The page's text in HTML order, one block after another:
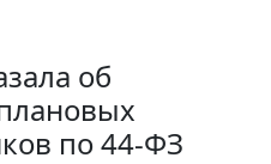
об
по 44-ФЗ